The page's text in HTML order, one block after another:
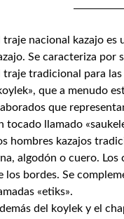
traje nacional kazajo
Se caracteriza
traje tradicional para
que a menudo
que
tocado llamado
hombres kazajos
algodón o cuero.
los bordes. Se
«etiks».
del koylek y el